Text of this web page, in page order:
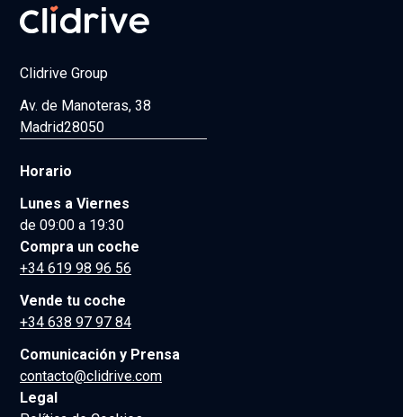
Clidrive Group
Av. de Manoteras, 38
Madrid28050
Horario
Lunes a Viernes
de 09:00 a 19:30
Compra un coche
+34 619 98 96 56
Vende tu coche
+34 638 97 97 84
Comunicación y Prensa
contacto@clidrive.com
Legal